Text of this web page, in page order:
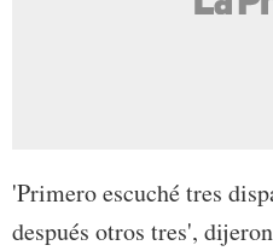
'Primero escuché tres
después otros tres',